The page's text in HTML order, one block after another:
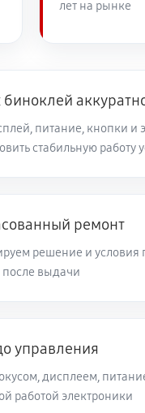
изображения
лет на рынке
питание, кнопки и
стабильную работу
ремонт
решение и условия
после выдачи
управления
дисплеем,
работой электроники